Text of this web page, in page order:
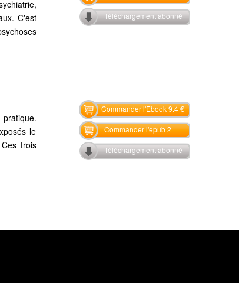
C'est
Téléchargement abonné
le
trois
Commander l'Ebook 9.4 €
Commander l'epub 2
Téléchargement abonné